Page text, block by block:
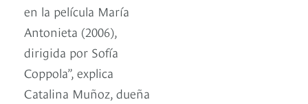
en la película María
Antonieta (2006),
dirigida por Sofía
Coppola”, explica
Catalina Muñoz, dueña